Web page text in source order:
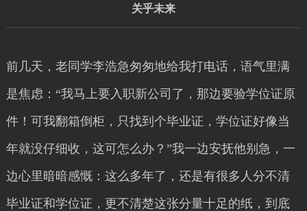
关乎未来
前几天，老同学李浩急匆匆地给我打电话，语气里满
是焦虑：“我马上要入职新公司了，那边要验学位证原
件！可我翻箱倒柜，只找到个毕业证，学位证好像当
年就没仔细收，这可怎么办？”我一边安抚他别急，一
边心里暗暗感慨：这么多年了，还是有很多人分不清
毕业证和学位证，更不清楚这张分量十足的纸，到底